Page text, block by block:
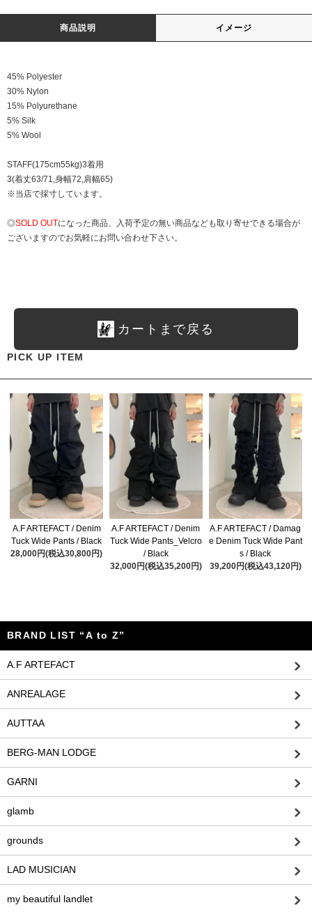
商品説明 イメージ
45% Polyester
30% Nylon
15% Polyurethane
5% Silk
5% Wool
STAFF(175cm55kg)3着用
3(着丈63/71,身幅72,肩幅65)
※当店で採寸しています。
◎SOLD OUTになった商品、入荷予定の無い商品なども取り寄せできる場合が
ございますのでお気軽にお問い合わせ下さい。
カートまで戻る
PICK UP ITEM
A.F ARTEFACT / Denim
Tuck Wide Pants / Black
28,000円(税込30,800円)
A.F ARTEFACT / Denim
Tuck Wide Pants_Velcro
/ Black
32,000円(税込35,200円)
A.F ARTEFACT / Damag
e Denim Tuck Wide Pant
s / Black
39,200円(税込43,120円)
BRAND LIST “A to Z”
A.F ARTEFACT
ANREALAGE
AUTTAA
BERG-MAN LODGE
GARNI
glamb
grounds
LAD MUSICIAN
my beautiful landlet